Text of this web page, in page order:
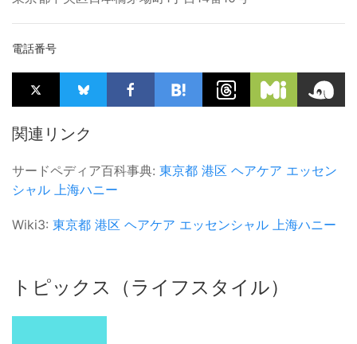
電話番号
関連リンク
サードペディア百科事典: 東京都 港区 ヘアケア エッセン
シャル 上海ハニー
Wiki3: 東京都 港区 ヘアケア エッセンシャル 上海ハニー
トピックス（ライフスタイル）